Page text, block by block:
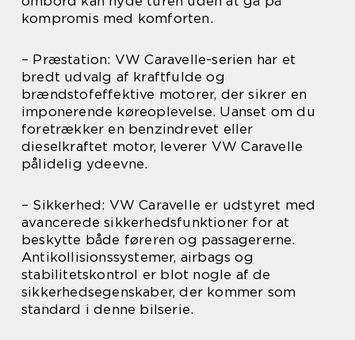
kompromis med komforten.
– Præstation: VW Caravelle-serien har et
bredt udvalg af kraftfulde og
brændstofeffektive motorer, der sikrer en
imponerende køreoplevelse. Uanset om du
foretrækker en benzindrevet eller
dieselkraftet motor, leverer VW Caravelle
pålidelig ydeevne.
– Sikkerhed: VW Caravelle er udstyret med
avancerede sikkerhedsfunktioner for at
beskytte både føreren og passagererne.
Antikollisionssystemer, airbags og
stabilitetskontrol er blot nogle af de
sikkerhedsegenskaber, der kommer som
standard i denne bilserie.